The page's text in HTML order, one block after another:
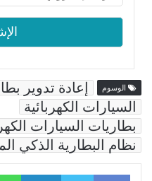
الوسوم
إعادة تدوير
السيارات الكهربائية
بطاريات السيارات
نظام البطارية الذكي
Facebook